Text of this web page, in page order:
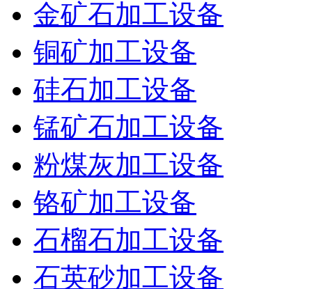
金矿石加工设备
铜矿加工设备
硅石加工设备
锰矿石加工设备
粉煤灰加工设备
铬矿加工设备
石榴石加工设备
石英砂加工设备